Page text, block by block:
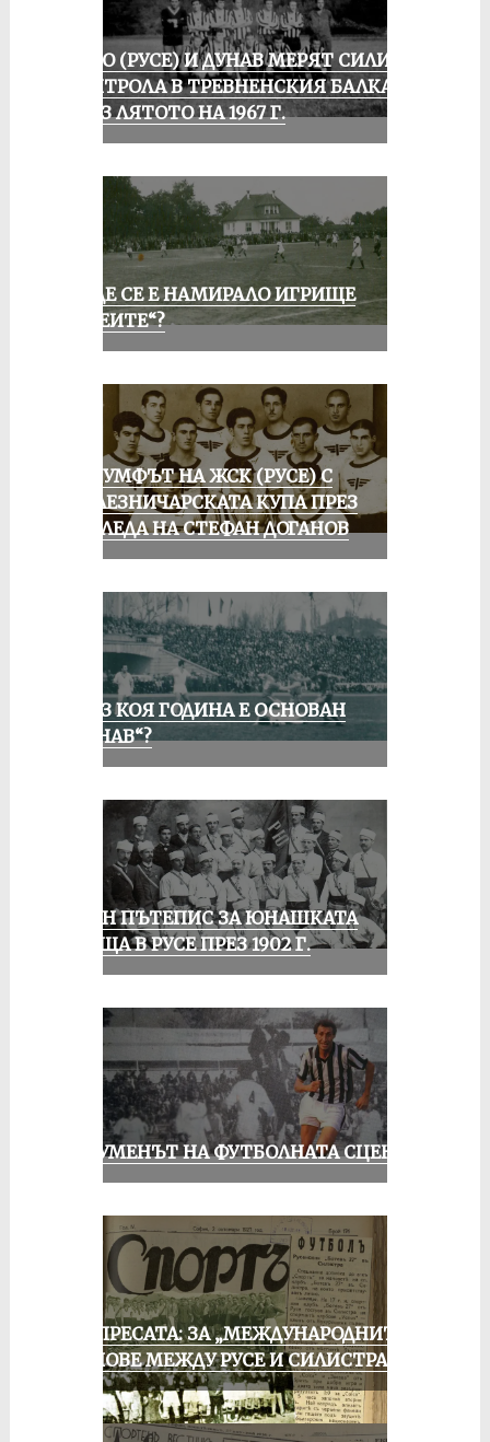
ЛОКО (РУСЕ) И ДУНАВ МЕРЯТ СИЛИ В
КОНТРОЛА В ТРЕВНЕНСКИЯ БАЛКАН
ПРЕЗ ЛЯТОТО НА 1967 Г.
КЪДЕ СЕ Е НАМИРАЛО ИГРИЩЕ
„АЛЕИТЕ“?
ТРИУМФЪТ НА ЖСК (РУСЕ) С
ЖЕЛЕЗНИЧАРСКАТА КУПА ПРЕЗ
ПОГЛЕДА НА СТЕФАН ДОГАНОВ
ПРЕЗ КОЯ ГОДИНА Е ОСНОВАН
„ДУНАВ“?
ЕДИН ПЪТЕПИС ЗА ЮНАШКАТА
СРЕЩА В РУСЕ ПРЕЗ 1902 Г.
ШОУМЕНЪТ НА ФУТБОЛНАТА СЦЕНА
ОТ ПРЕСАТА: ЗА „МЕЖДУНАРОДНИТЕ“
МАЧОВЕ МЕЖДУ РУСЕ И СИЛИСТРА